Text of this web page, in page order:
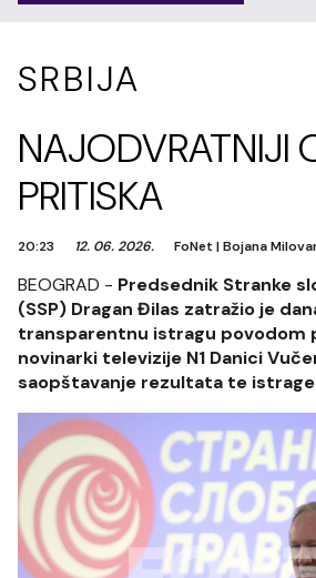
SRBIJA
NAJODVRATNIJI
PRITISKA
20:23 12. 06. 2026. FoNet |Bojana
BEOGRAD - Predsednik Stranke
(SSP) Dragan Đilas zatražio je
transparentnu istragu povodom
novinarki televizije N1 Danici
saopštavanje rezultata te